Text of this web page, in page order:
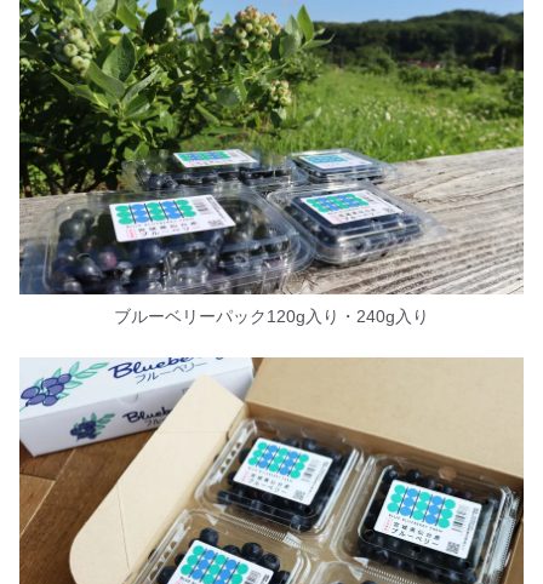
ブルーベリーパック120g入り・240g入り